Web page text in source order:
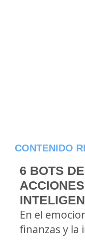
CONTENIDO
6 BOTS
En el
finanzas y la